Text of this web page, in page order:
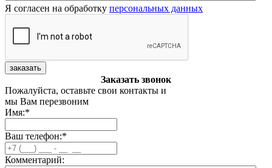
Я согласен на обработку персональных данных
заказать
Заказать звонок
Пожалуйста, оставьте свои контакты и
мы Вам перезвоним
Имя:*
Ваш телефон:*
Комментарий: